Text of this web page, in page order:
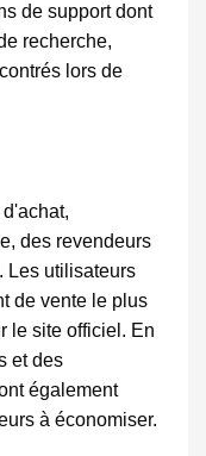
de support dont
recherche,
lors de
des revendeurs
Les utilisateurs
de vente le plus
le site officiel. En
et des
également
à économiser.